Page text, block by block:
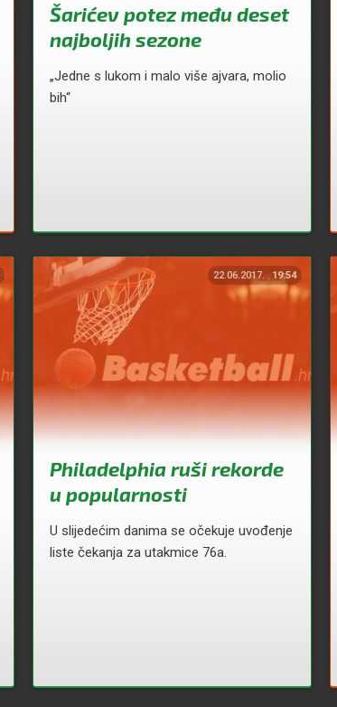
Šarićev potez među deset
najboljih sezone
„Jedne s lukom i malo više ajvara, molio
bih“
22.06.2017. 19:54
Philadelphia ruši rekorde
u popularnosti
U slijedećim danima se očekuje uvođenje
liste čekanja za utakmice 76a.